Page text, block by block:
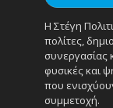
Η Στέγη
πολίτες,
συνεργασίας
φυσικές και
που
συμμετοχή.